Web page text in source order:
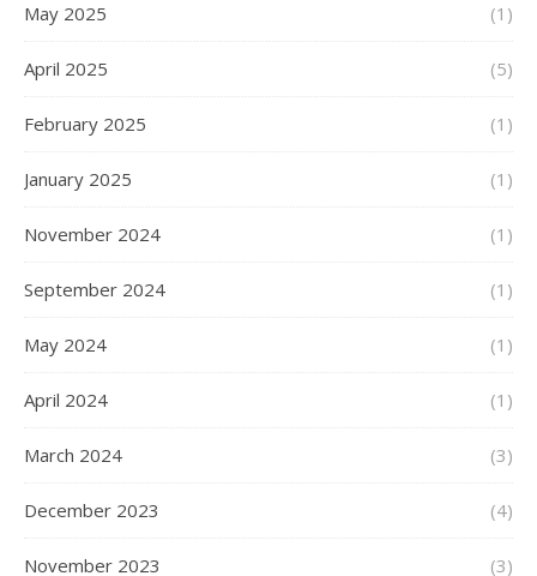
May 2025 (1)
April 2025 (5)
February 2025 (1)
January 2025 (1)
November 2024 (1)
September 2024 (1)
May 2024 (1)
April 2024 (1)
March 2024 (3)
December 2023 (4)
November 2023 (3)